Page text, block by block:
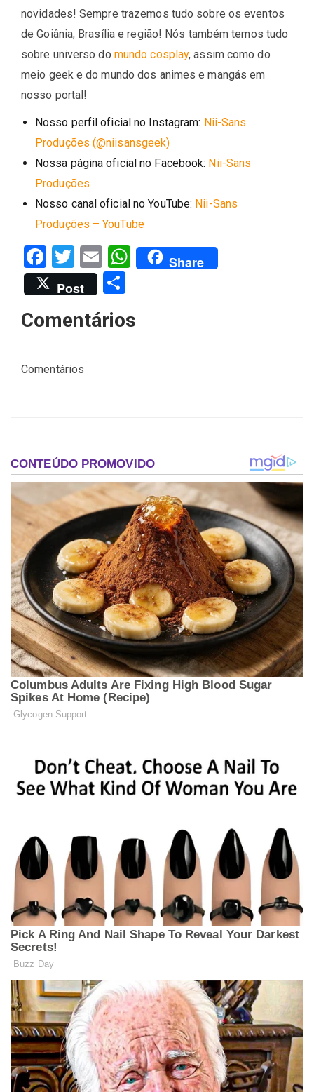
novidades! Sempre trazemos tudo sobre os eventos
de Goiânia, Brasília e região! Nós também temos tudo
sobre universo do mundo cosplay, assim como do
meio geek e do mundo dos animes e mangás em
nosso portal!
Nosso perfil oficial no Instagram: Nii-Sans
Produções (@niisansgeek)
Nossa página oficial no Facebook: Nii-Sans
Produções
Nosso canal oficial no YouTube: Nii-Sans
Produções – YouTube
Facebook
Twitter
EmailWhatsApp
Share
Post
Comentários
Comentários